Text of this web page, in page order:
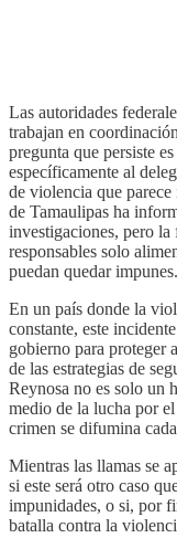
Las autoridades
trabajan en
pregunta que persiste
específicamente al
de violencia que
de Tamaulipas ha
investigaciones, pero la
responsables solo
puedan quedar impunes.
En un país donde la
constante, este
gobierno para proteger
de las estrategias de
Reynosa no es solo un
medio de la lucha por
crimen se difumina
Mientras las llamas se
si este será otro caso
impunidades, o si, por
batalla contra la